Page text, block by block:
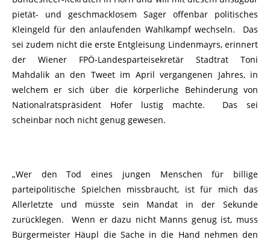
pietät- und geschmacklosem Sager offenbar politisches
Kleingeld für den anlaufenden Wahlkampf wechseln. Das
sei zudem nicht die erste Entgleisung Lindenmayrs, erinnert
der Wiener FPÖ-Landesparteisekretär Stadtrat Toni
Mahdalik an den Tweet im April vergangenen Jahres, in
welchem er sich über die körperliche Behinderung von
Nationalratspräsident Hofer lustig machte. Das sei
scheinbar noch nicht genug gewesen.
„Wer den Tod eines jungen Menschen für billige
parteipolitische Spielchen missbraucht, ist für mich das
Allerletzte und müsste sein Mandat in der Sekunde
zurücklegen. Wenn er dazu nicht Manns genug ist, muss
Bürgermeister Häupl die Sache in die Hand nehmen den